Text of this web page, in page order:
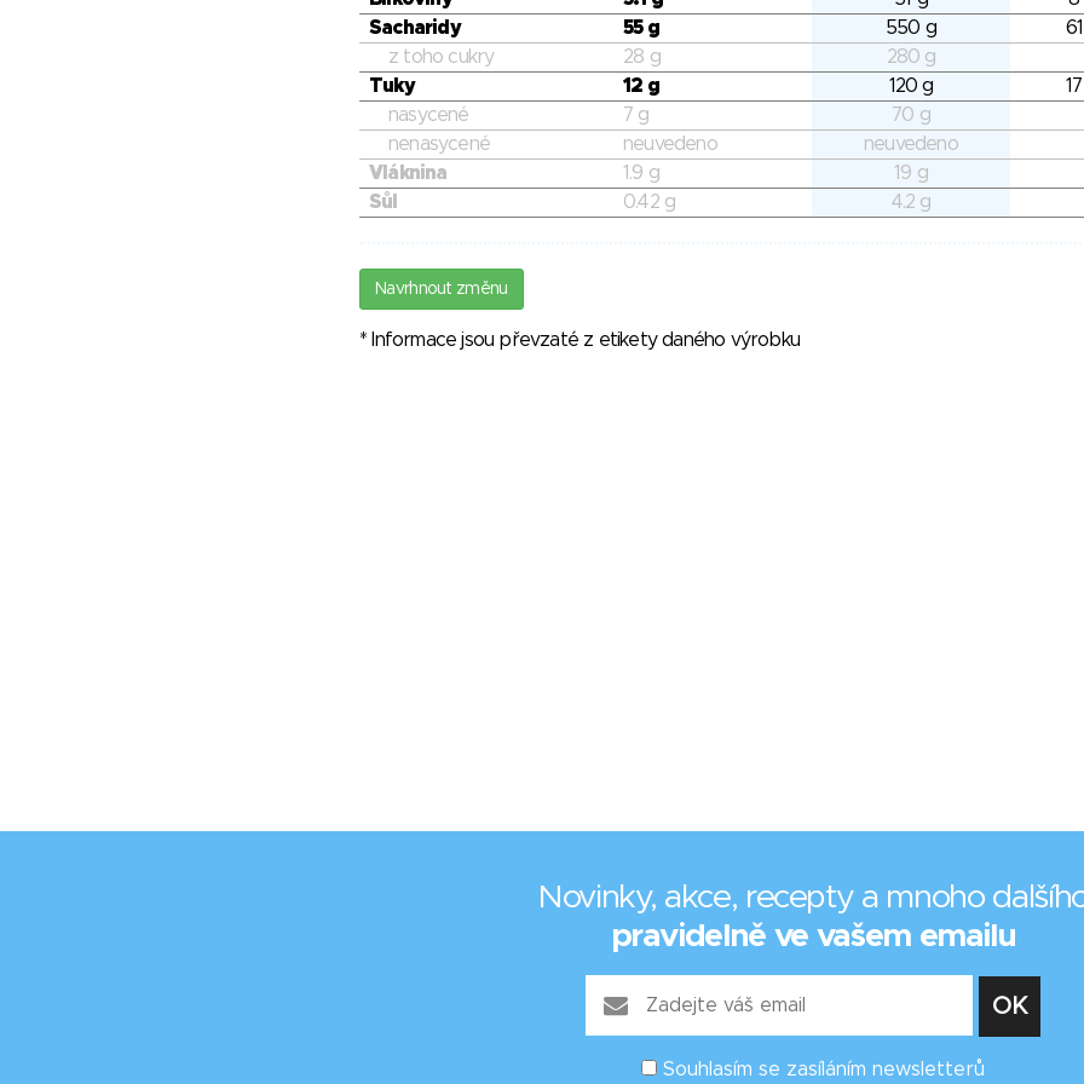
Sacharidy
55 g 550 g
z toho cukry
28 g
280 g
Tuky
12 g 120 g
nasycené
7 g
70 g
nenasycené
neuvedeno
neuvedeno
Vláknina
1.9 g
19 g
Sůl
0.42 g 4.2 g
Navrhnout změnu
* Informace jsou převzaté z etikety daného výrobku
Novinky, akce, recepty a mnoho
pravidelně ve vašem emailu
Souhlasím se zasíláním newsletterů